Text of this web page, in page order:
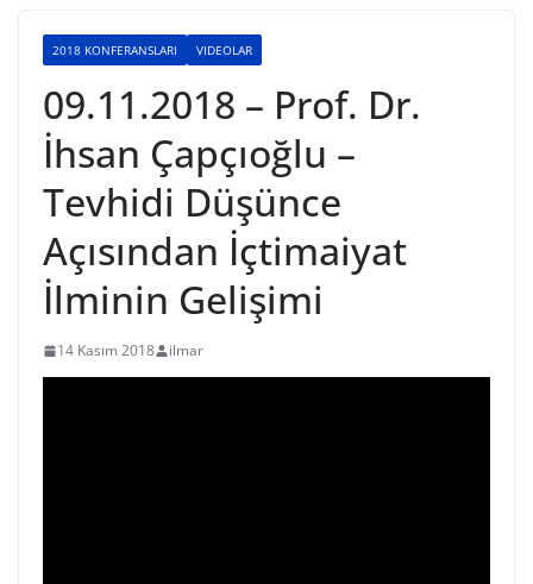
2018 KONFERANSLARI VIDEOLAR
09.11.2018 – Prof. Dr.
İhsan Çapçıoğlu –
Tevhidi Düşünce
Açısından İçtimaiyat
İlminin Gelişimi
14 Kasım 2018 ilmar